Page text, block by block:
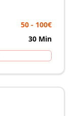
50 - 100€
30 Min